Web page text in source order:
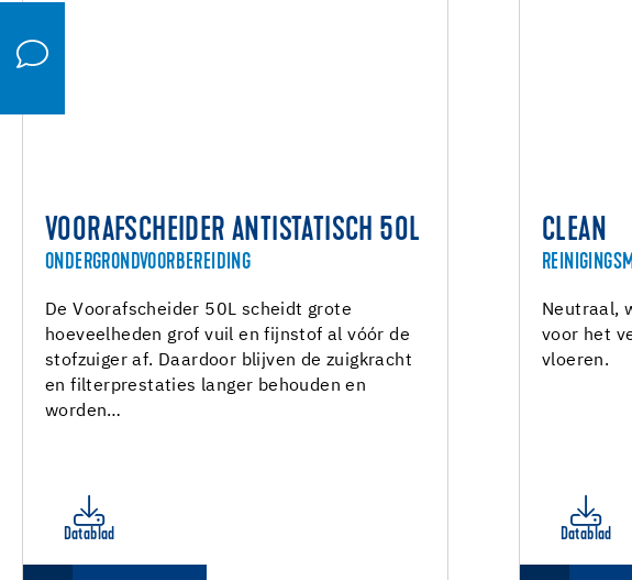
VOORAFSCHEIDER ANTISTATISCH 50L
ONDERGRONDVOORBEREIDING
De Voorafscheider 50L scheidt grote
hoeveelheden grof vuil en fijnstof al vóór de
stofzuiger af. Daardoor blijven de zuigkracht
en filterprestaties langer behouden en
worden…
Datablad
CLEAN
Neutraal,
voor het
vloeren.
Datablad